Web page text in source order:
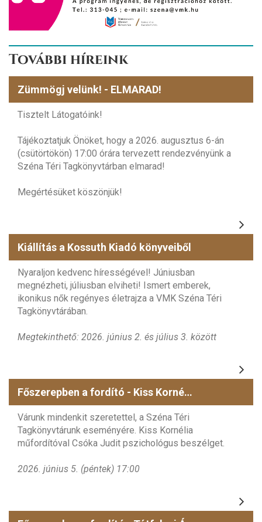
További híreink
Zümmögj velünk! - ELMARAD!
Tisztelt Látogatóink!
Tájékoztatjuk Önöket, hogy a 2026. augusztus 6-án
(csütörtökön) 17:00 órára tervezett rendezvényünk a
Széna Téri Tagkönyvtárban elmarad!
Megértésüket köszönjük!
Kiállítás a Kossuth Kiadó könyveiből
Nyaraljon kedvenc hírességével! Júniusban
megnézheti, júliusban elviheti! Ismert emberek,
ikonikus nők regényes életrajza a VMK Széna Téri
Tagkönyvtárában.
Megtekinthető: 2026. június 2. és július 3. között
Főszerepben a fordító - Kiss Kornélia
Várunk mindenkit szeretettel, a Széna Téri
Tagkönyvtárunk eseményére. Kiss Kornélia
műfordítóval Csóka Judit pszichológus beszélget.
2026. június 5. (péntek) 17:00